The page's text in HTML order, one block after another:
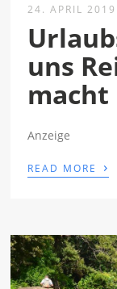
24. APRIL 2019
uns
macht
Anzeige
READ MORE ›